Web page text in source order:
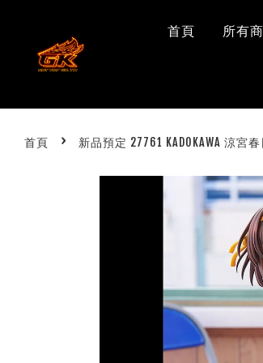
首頁 所有
首頁 › 新品預定 27761 KADOKAWA 涼